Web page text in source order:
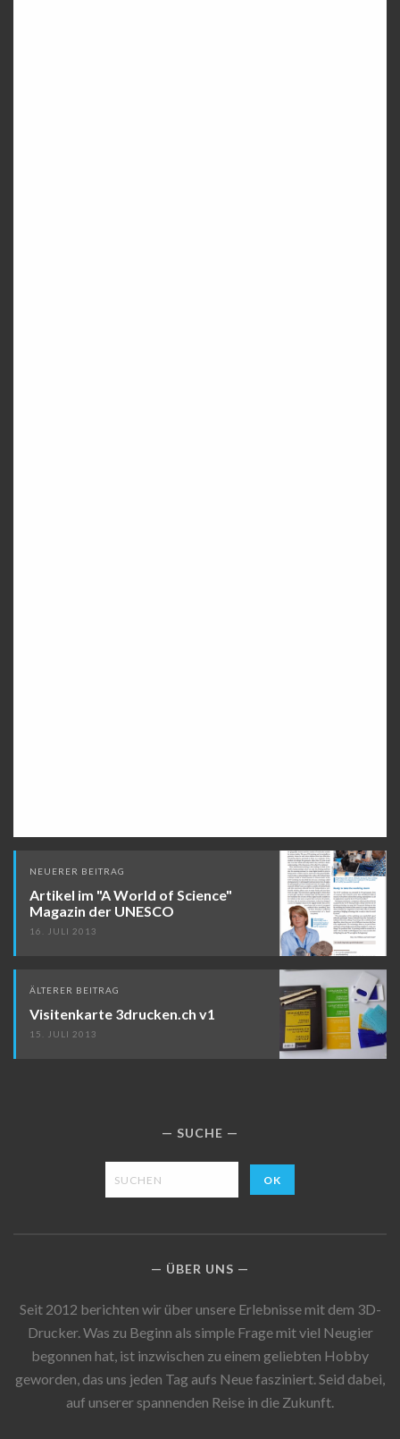
Beitragsnavigation
NEUERER BEITRAG
Artikel im "A World of Science"
Magazin der UNESCO
16. JULI 2013
ÄLTERER BEITRAG
Visitenkarte 3drucken.ch v1
15. JULI 2013
SUCHE
ÜBER UNS
Seit 2012 berichten wir über unsere Erlebnisse mit dem 3D-
Drucker. Was zu Beginn als simple Frage mit viel Neugier
begonnen hat, ist inzwischen zu einem geliebten Hobby
geworden, das uns jeden Tag aufs Neue fasziniert. Seid dabei,
auf unserer spannenden Reise in die Zukunft.